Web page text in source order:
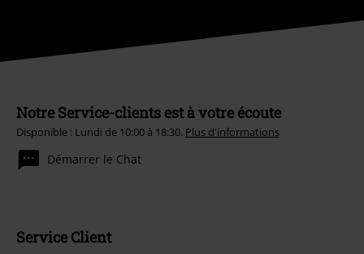
Notre Service-clients est à votre écoute
Disponible : Lundi de 10:00 à 18:30. Plus d'informations
Démarrer le Chat
Service Client